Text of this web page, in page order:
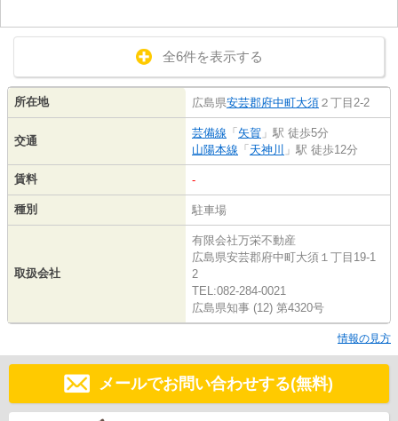
全6件を表示する
所在地 広島県安芸郡府中町大須 ２丁目2-2
交通
芸備線 「矢賀 」駅 徒歩5分
山陽本線 「天神川 」駅 徒歩12分
賃料 -
種別 駐車場
取扱会社
有限会社万栄不動産
広島県安芸郡府中町大須１丁目19-1
2
TEL:082-284-0021
広島県知事 (12) 第4320号
情報の見方
メールでお問い合わせする(無料)